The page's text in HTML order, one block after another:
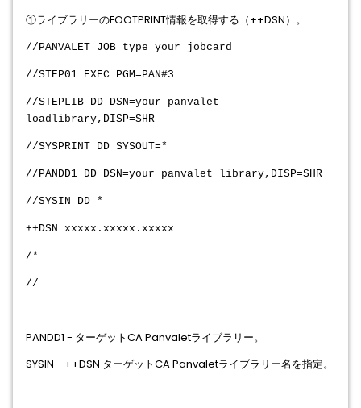
①ライブラリーのFOOTPRINT情報を取得する（++DSN）。
//PANVALET JOB type your jobcard
//STEP01 EXEC PGM=PAN#3
//STEPLIB DD DSN=your panvalet
loadlibrary,DISP=SHR
//SYSPRINT DD SYSOUT=*
//PANDD1 DD DSN=your panvalet library,DISP=SHR
//SYSIN DD *
++DSN xxxxx.xxxxx.xxxxx
/*
//
PANDD1 - ターゲットCA Panvaletライブラリー。
SYSIN - ++DSN ターゲットCA Panvaletライブラリー名を指定。